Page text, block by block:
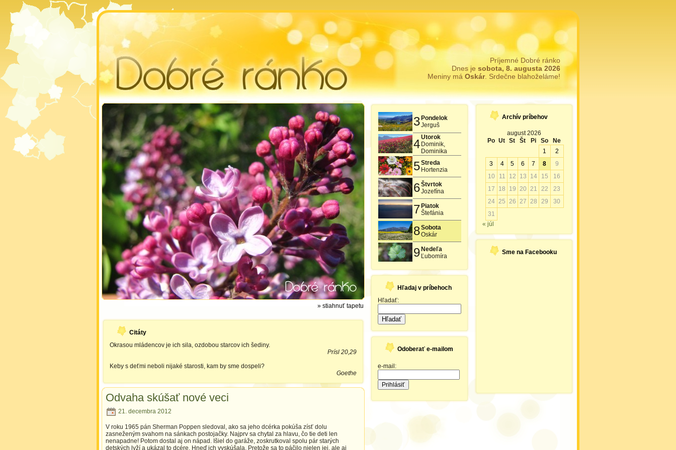
Príjemné Dobré ránko
Dnes je sobota, 8. augusta 2026
Meniny má Oskár. Srdečne blahoželáme!
» stiahnuť tapetu
Citáty
Okrasou mládencov je ich sila, ozdobou starcov ich šediny.
Prísl 20,29
Keby s deťmi neboli nijaké starosti, kam by sme dospeli?
Goethe
Odvaha skúšať nové veci
21. decembra 2012
V roku 1965 pán Sherman Poppen sledoval, ako sa jeho dcérka pokúša zísť dolu
zasneženým svahom na sánkach postojačky. Najprv sa chytal za hlavu, čo tie deti len
nenapadne! Potom dostal aj on nápad. Išiel do garáže, zoskrutkoval spolu pár starých
detských lyží a ukázal to dcére. Hneď ich vyskúšala. Pretože sa to páčilo nielen jej, ale aj
3 Pondelok
Jerguš
4Utorok
Dominik,
Dominika
5Streda
Hortenzia
6Štvrtok
Jozefína
7 Piatok
Štefánia
8Sobota
Oskár
9 Nedeľa
Ľubomíra
Hľadaj v príbehoch
Hľadať:
Hľadať
Odoberať e-mailom
e-mail:
Archív príbehov
august 2026
Po Ut St Št Pi So
Ne
1
2
3
4 5 6 7 8
9
10
11 12 13 14 15
16
17
18 19 20 21 22
23
24 25 26 27 28 29
30
31
« júl
Sme na Facebooku